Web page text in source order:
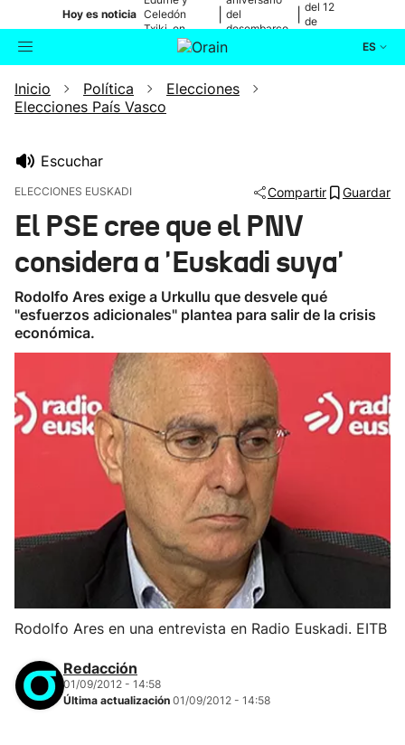
Hoy es noticia Celedón
Txiki, en
directo
del
desembarco
de Elkano
del 12
de
ES
Buscador Actualidad
Ikusmiran
Eguraldia
Inicio Política
Elecciones
Elecciones País Vasco
Escuchar
ELECCIONES EUSKADI Compartir Guardar
El PSE cree que el PNV
considera a 'Euskadi suya'
Rodolfo Ares exige a Urkullu que desvele qué
"esfuerzos adicionales" plantea para salir de la crisis
económica.
Rodolfo Ares en una entrevista en Radio Euskadi. EITB
Redacción
01/09/2012 - 14:58
Última actualización 01/09/2012 - 14:58